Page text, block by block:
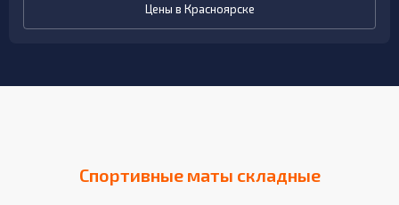
Цены в Красноярске
Спортивные маты складные